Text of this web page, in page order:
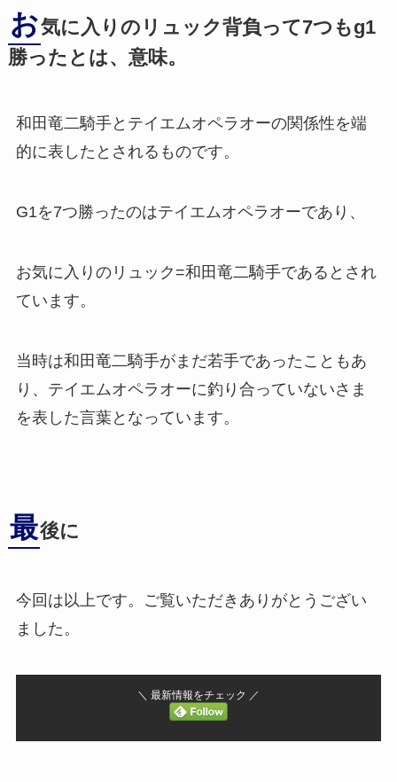
お気に入りのリュック背負って7つもg1
勝ったとは、意味。
和田竜二騎手とテイエムオペラオーの関係性を端
的に表したとされるものです。
G1を7つ勝ったのはテイエムオペラオーであり、
お気に入りのリュック=和田竜二騎手であるとされ
ています。
当時は和田竜二騎手がまだ若手であったこともあ
り、テイエムオペラオーに釣り合っていないさま
を表した言葉となっています。
最後に
今回は以上です。ご覧いただきありがとうござい
ました。
＼ 最新情報をチェック ／